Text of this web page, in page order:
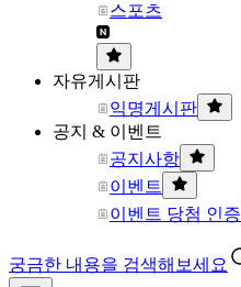
스포츠
자유게시판
익명게시판
공지 & 이벤트
공지사항
이벤트
이벤트 당첨 인증
궁금한 내용을 검색해보세요